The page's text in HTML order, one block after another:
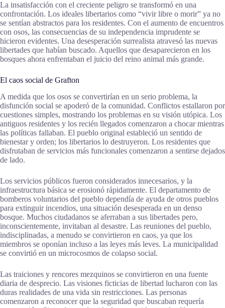
La insatisfacción con el creciente peligro se transformó en una
confrontación. Los ideales libertarios como “vivir libre o morir” ya no
se sentían abstractos para los residentes. Con el aumento de encuentros
con osos, las consecuencias de su independencia imprudente se
hicieron evidentes. Una desesperación surrealista atravesó las nuevas
libertades que habían buscado. Aquellos que desaparecieron en los
bosques ahora enfrentaban el juicio del reino animal más grande.
El caos social de Grafton
A medida que los osos se convertirían en un serio problema, la
disfunción social se apoderó de la comunidad. Conflictos estallaron por
cuestiones simples, mostrando los problemas en su visión utópica. Los
antiguos residentes y los recién llegados comenzaron a chocar mientras
las políticas fallaban. El pueblo original estableció un sentido de
bienestar y orden; los libertarios lo destruyeron. Los residentes que
disfrutaban de servicios más funcionales comenzaron a sentirse dejados
de lado.
Los servicios públicos fueron considerados innecesarios, y la
infraestructura básica se erosionó rápidamente. El departamento de
bomberos voluntarios del pueblo dependía de ayuda de otros pueblos
para extinguir incendios, una situación desesperada en un denso
bosque. Muchos ciudadanos se aferraban a sus libertades pero,
inconscientemente, invitaban al desastre. Las reuniones del pueblo,
indisciplinadas, a menudo se convirtieron en caos, ya que los
miembros se oponían incluso a las leyes más leves. La municipalidad
se convirtió en un microcosmos de colapso social.
Las traiciones y rencores mezquinos se convirtieron en una fuente
diaria de desprecio. Las visiones ficticias de libertad lucharon con las
duras realidades de una vida sin restricciones. Las personas
comenzaron a reconocer que la seguridad que buscaban requería